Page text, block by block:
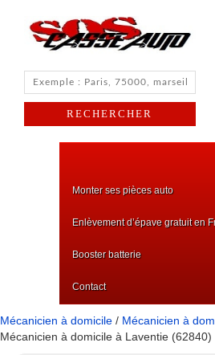
Monter ses pièces auto
Enlèvement d’épave gratuit en
Booster batterie
Contact
Mécanicien à domicile / Mécanicien à
Mécanicien à domicile à Laventie (62840)